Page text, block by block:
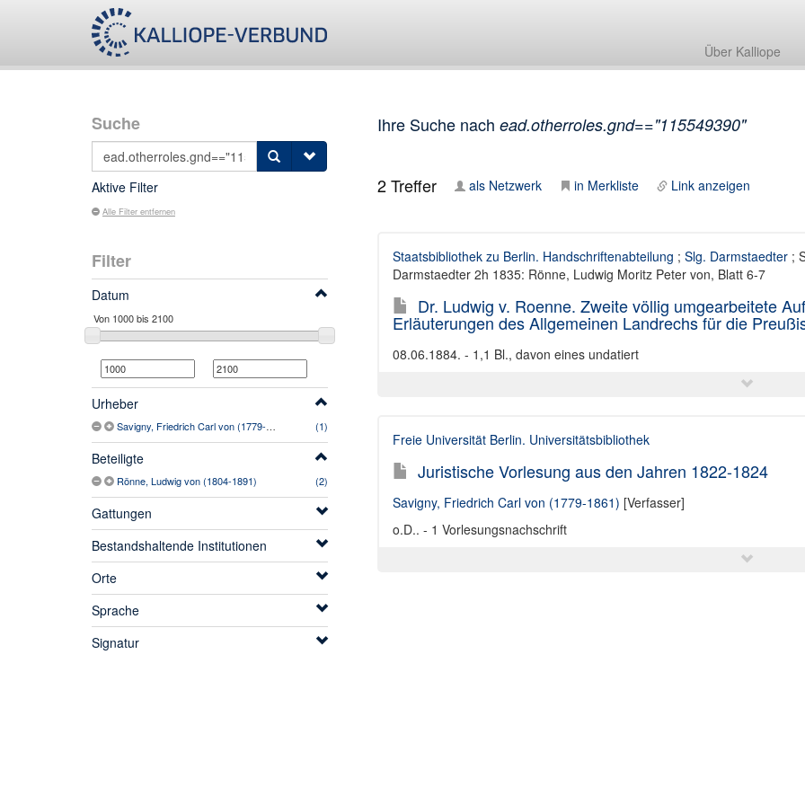
Über Kalliope
Suche
Aktive Filter
Alle Filter entfernen
Filter
Datum
Urheber
Savigny, Friedrich Carl von (1779-1861) (1)
Beteiligte
Rönne, Ludwig von (1804-1891) (2)
Gattungen
Bestandshaltende Institutionen
Orte
Sprache
Signatur
Ihre Suche nach ead.otherroles.gnd=="115549390"
2Treffer als Netzwerk in Merkliste Link anzeigen
Staatsbibliothek zu Berlin. Handschriftenabteilung ; Slg. Darmstaedter;
Darmstaedter 2h 1835: Rönne, Ludwig Moritz Peter von, Blatt 6-7
Dr. Ludwig v. Roenne. Zweite völlig umgearbeitete
Erläuterungen des Allgemeinen Landrechs für die
08.06.1884. - 1,1 Bl., davon eines undatiert
Freie Universität Berlin. Universitätsbibliothek
Juristische Vorlesung aus den Jahren 1822-1824
Savigny, Friedrich Carl von (1779-1861) [Verfasser]
o.D.. - 1 Vorlesungsnachschrift